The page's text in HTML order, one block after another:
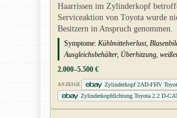
Haarrissen im Zylinderkopf
Serviceaktion von Toyota wurde
Besitzern in Anspruch genommen.
Symptome: Kühlmittelverlust,
Ausgleichsbehälter, Überhitzung,
2.000–5.500 €
ANZEIGE
Zylinderkopf 2AD-FHV
Zylinderkopfdichtung Toyota 2.2 D-